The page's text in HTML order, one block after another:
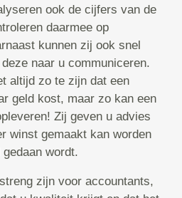
ook de cijfers van de
daarmee op
kunnen zij ook snel
naar u communiceren.
altijd zo te zijn dat een
geld kost, maar zo kan een
Zij geven u advies
winst gemaakt kan worden
wordt.
zijn voor accountants,